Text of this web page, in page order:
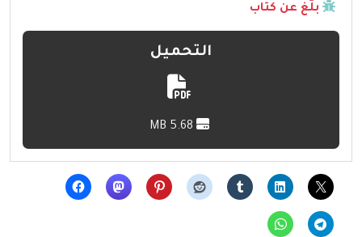
بلّغ عن كتاب
التحميل